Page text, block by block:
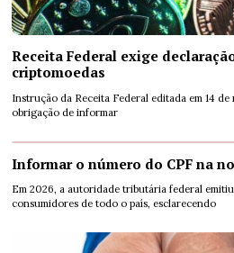
Receita Federal exige
criptomoedas
Instrução da Receita Federal editada em 14
obrigação de informar
Informar o número do CPF na
Em 2026, a autoridade tributária federal
consumidores de todo o país, esclarecendo